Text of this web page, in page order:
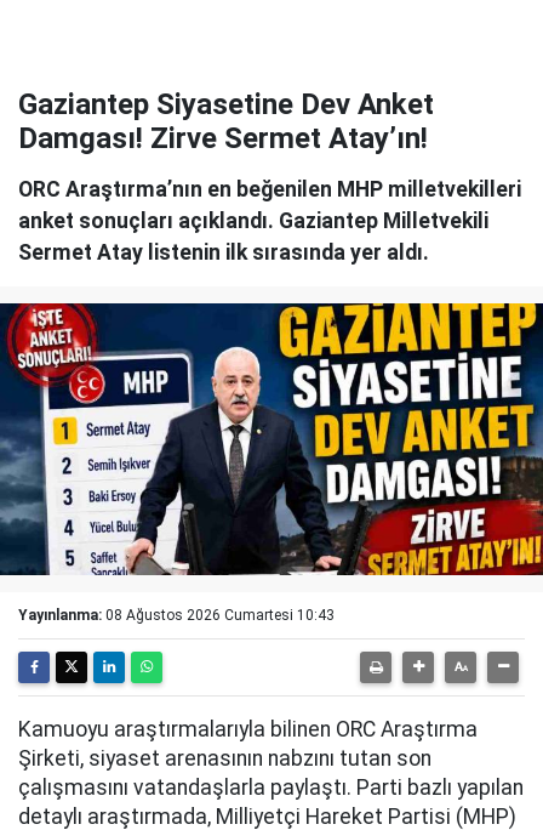
Gaziantep Siyasetine Dev Anket
Damgası! Zirve Sermet Atay’ın!
ORC Araştırma’nın en beğenilen MHP milletvekilleri
anket sonuçları açıklandı. Gaziantep Milletvekili
Sermet Atay listenin ilk sırasında yer aldı.
Yayınlanma: 08 Ağustos 2026 Cumartesi 10:43
Kamuoyu araştırmalarıyla bilinen ORC Araştırma
Şirketi, siyaset arenasının nabzını tutan son
çalışmasını vatandaşlarla paylaştı. Parti bazlı yapılan
detaylı araştırmada, Milliyetçi Hareket Partisi (MHP)